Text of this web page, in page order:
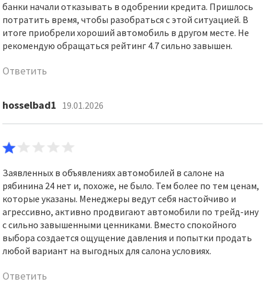
банки начали отказывать в одобрении кредита. Пришлось
потратить время, чтобы разобраться с этой ситуацией. В
итоге приобрели хороший автомобиль в другом месте. Не
рекомендую обращаться рейтинг 4.7 сильно завышен.
Ответить
hosselbad1 19.01.2026
Заявленных в объявлениях автомобилей в салоне на
рябинина 24 нет и, похоже, не было. Тем более по тем ценам,
которые указаны. Менеджеры ведут себя настойчиво и
агрессивно, активно продвигают автомобили по трейд-ину
с сильно завышенными ценниками. Вместо спокойного
выбора создается ощущение давления и попытки продать
любой вариант на выгодных для салона условиях.
Ответить